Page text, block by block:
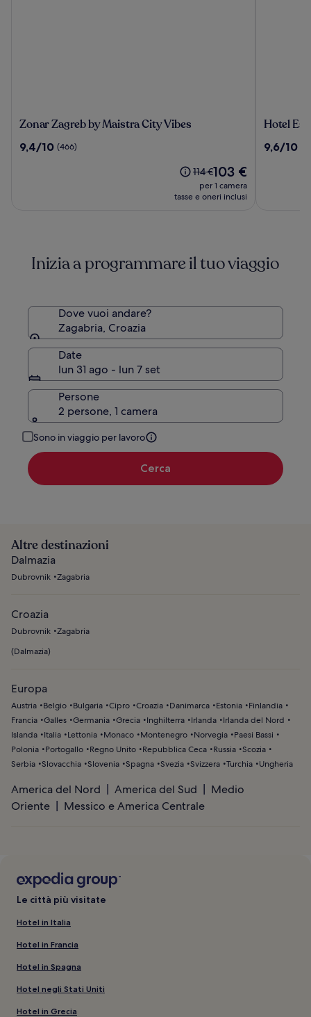
Zonar
by
Zonar Zagreb by Maistra City Vibes
9.4
9,4/10 (466)
Il
prezzo
era
sulla
tariffa
114 €Il
prezzo
attuale
103 €
per 1 camera
tasse e oneri inclusi
Hotel
Zagreb
Hotel
9.6
9,6/10
Inizia a programmare il tuo viaggio
Dove vuoi andare?
Zagabria, Croazia
Date
lun 31 ago - lun 7 set
Persone
2 persone, 1 camera
Sono in viaggio per lavoro
Cerca
Altre destinazioni
Dalmazia
Dubrovnik Zagabria
Croazia
Dubrovnik Zagabria
(Dalmazia)
Europa
Austria Belgio Bulgaria Cipro Croazia Danimarca Estonia
Finlandia
Francia Galles Germania Grecia Inghilterra Irlanda
Irlanda del Nord
Islanda
Italia Lettonia Monaco Montenegro Norvegia
Paesi Bassi
Polonia
Portogallo Regno Unito Repubblica Ceca Russia Scozia
Serbia Slovacchia Slovenia Spagna Svezia Svizzera Turchia Ungheria
America del Nord America del Sud
Medio
Oriente
Messico e America Centrale
Le città più visitate
Hotel in Italia
Hotel in Francia
Hotel in Spagna
Hotel negli Stati Uniti
Hotel in Grecia